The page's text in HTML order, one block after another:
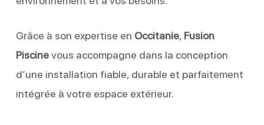
Grâce à son expertise en Occitanie, Fusion
Piscinevous accompagne dans la conception
d’une installation fiable, durable et parfaitement
intégrée à votre espace extérieur.